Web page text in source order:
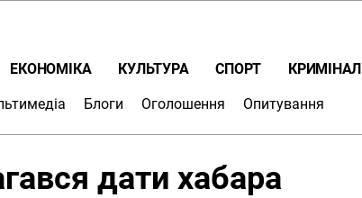
ЕКОНОМІКА КУЛЬТУРА СПОРТ КРИМІНАЛ
Блоги Оголошення Опитування
дати хабара